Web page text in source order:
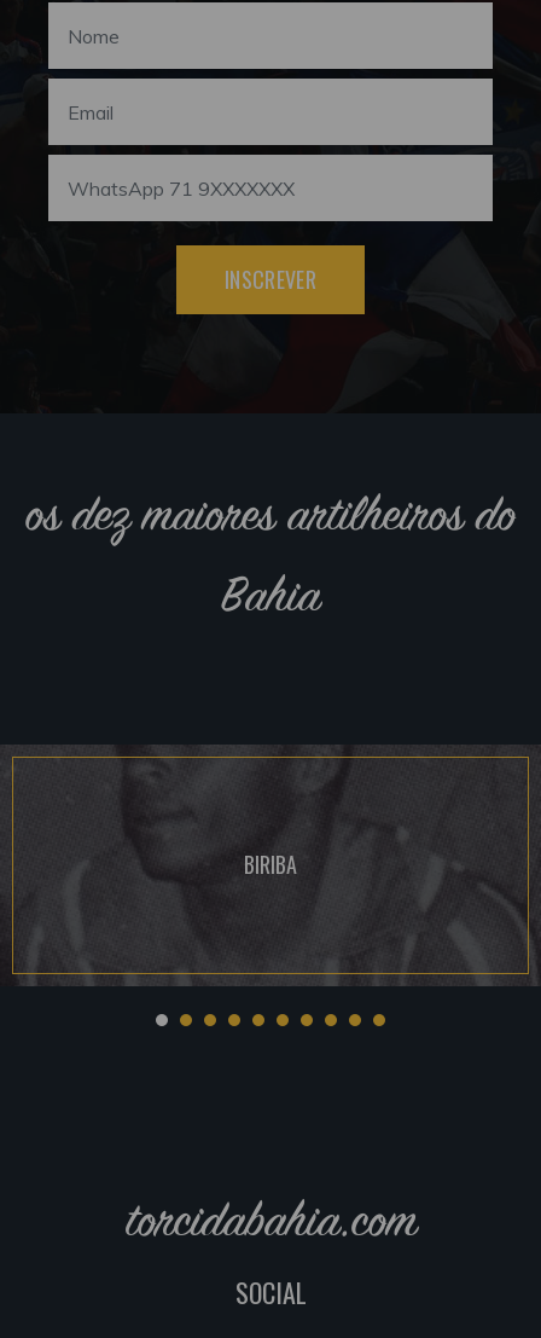
INSCREVER
os dez maiores artilheiros do
Bahia
BIRIBA
torcidabahia.com
SOCIAL